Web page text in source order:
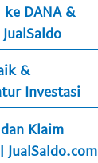
ke DANA &
&
Investasi
Klaim
JualSaldo.com